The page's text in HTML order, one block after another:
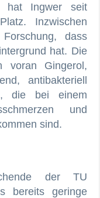
hat Ingwer seit
Inzwischen
dass
hat. Die
voran Gingerol,
antibakteriell
die bei einem
und
sind.
der TU
bereits geringe